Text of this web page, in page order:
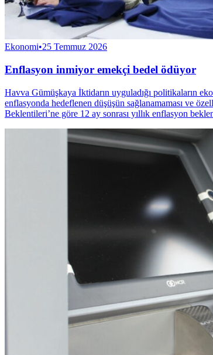
Ekonomi•25 Temmuz 2026
Enflasyon inmiyor emekçi bedel ödüyor
Havva Gümüşkaya İktidarın uyguladığı politikaların
enflasyonda hedeflenen düşüşün sağlanamaması ve
Beklentileri’ne göre 12 ay sonrası yıllık enflasyon